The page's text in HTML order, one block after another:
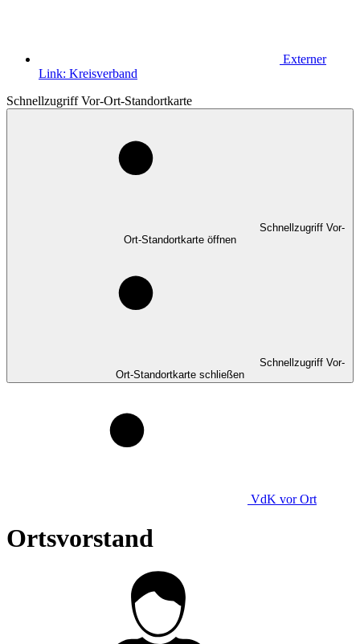
Externer
Link: Kreisverband
Schnellzugriff Vor-Ort-Standortkarte
Schnellzugriff Vor-
Ort-Standortkarte öffnen
Schnellzugriff Vor-
Ort-Standortkarte schließen
VdK vor Ort
Ortsvorstand